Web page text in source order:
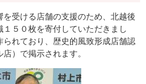
受ける店舗の支援のため、北越後
５０枚を寄付していただきまし
れており、歴史的風致形成店舗認
）で掲示されます。